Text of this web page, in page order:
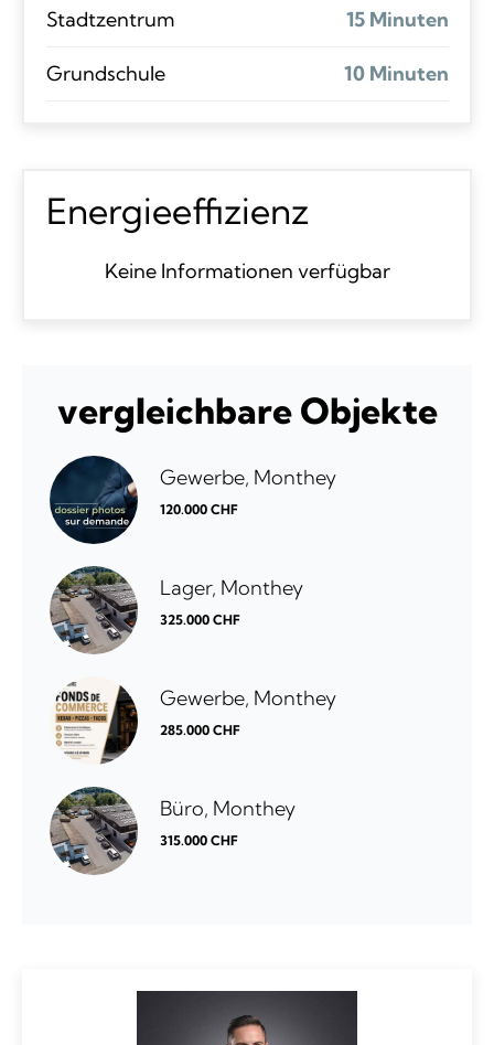
Stadtzentrum 15 Minuten
Grundschule 10 Minuten
Energieeffizienz
Keine Informationen verfügbar
vergleichbare Objekte
Gewerbe, Monthey
120.000 CHF
Lager, Monthey
325.000 CHF
Gewerbe, Monthey
285.000 CHF
Büro, Monthey
315.000 CHF